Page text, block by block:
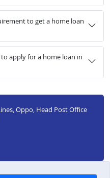
to get a home loan
apply for a home loan in
Oppo, Head Post Office